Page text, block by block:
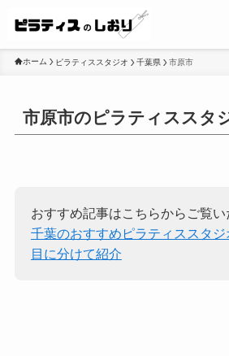
ホーム ピラティススタジオ 千葉県 市原市
市原市のピラティススタ
おすすめ記事はこちらからご覧
千葉のおすすめピラティススタ
目に分けて紹介